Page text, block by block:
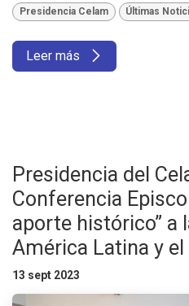
Presidencia Celam Últimas
Leer más
Presidencia del
Conferencia
aporte histórico” a
América Latina y el
13 sept 2023